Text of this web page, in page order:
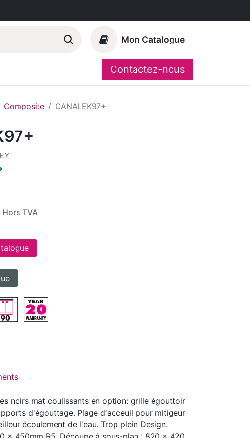
Mon Catalogue
CompoShop
Contactez-nous
Composite CANALEK97+
Hors TVA
noirs mat coulissants en option: grille égouttoir
d'égouttage. Plage d'acceuil pour mitigeur
écoulement de l'eau. Trop plein Design.
x 450mm R5. Découpe à sous-plan : 820 x 420